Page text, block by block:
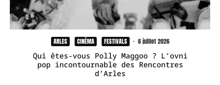
ARLES CINÉMA FESTIVALS · 6 juillet 2026
Qui êtes-vous Polly Maggoo ? L’ovni
pop incontournable des Rencontres
d’Arles